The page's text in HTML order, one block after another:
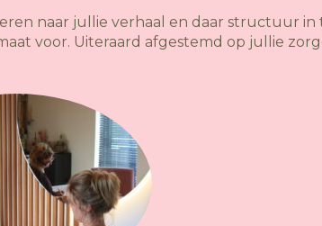
naar jullie verhaal en daar structuur in
voor. Uiteraard afgestemd op jullie